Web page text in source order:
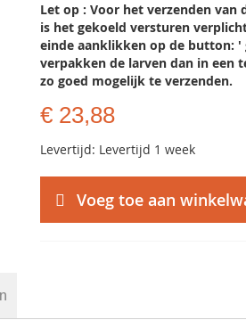
Let op : Voor het verzenden van
is het gekoeld versturen
einde aanklikken op de button: '
verpakken de larven dan in een
zo goed mogelijk te verzenden.
€ 23,88
Levertijd: Levertijd 1 week
Voeg toe aan